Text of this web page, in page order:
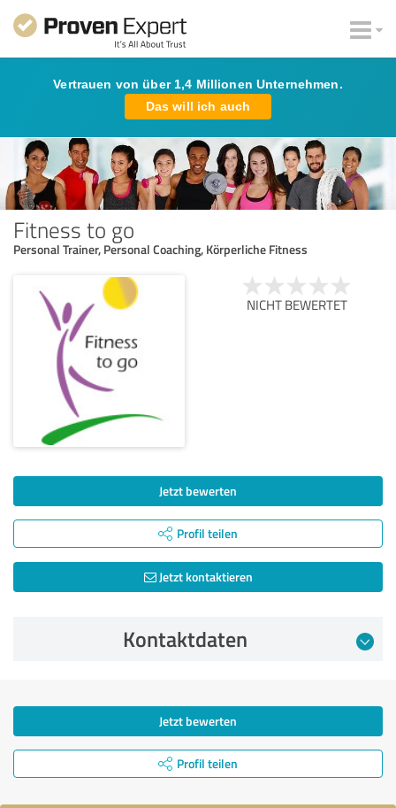
Vertrauen von über 1,4 Millionen Unternehmen.
Das will ich auch
Fitness to go
Personal Trainer, Personal Coaching, Körperliche Fitness
NICHT BEWERTET
Jetzt bewerten
Profil teilen
Jetzt kontaktieren
Kontaktdaten
Jetzt bewerten
Profil teilen